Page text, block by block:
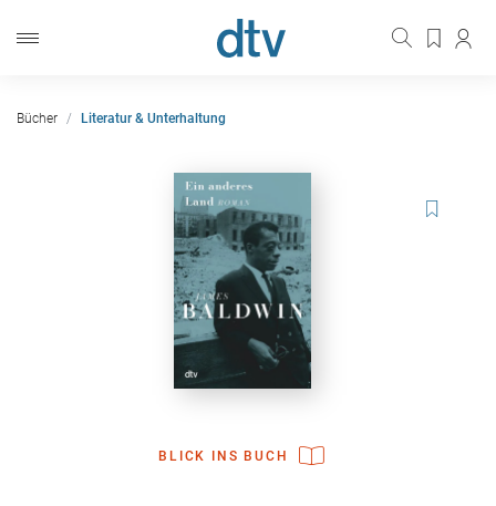
Bücher Literatur & Unterhaltung
BLICK INS BUCH